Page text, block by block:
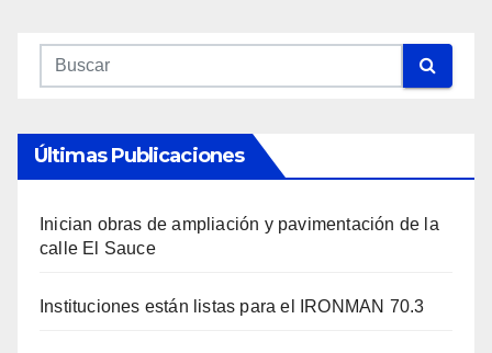
Últimas Publicaciones
Inician obras de ampliación y pavimentación de la
calle El Sauce
Instituciones están listas para el IRONMAN 70.3